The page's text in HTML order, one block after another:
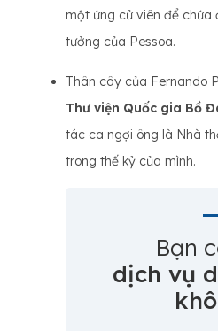
một ứng cử viên để
tưởng của Pessoa.
Thân cây của Fernando
Thư viện Quốc gia Bồ
tác ca ngợi ông là Nhà
trong thế kỷ của mình.
Bạn
dịch vụ